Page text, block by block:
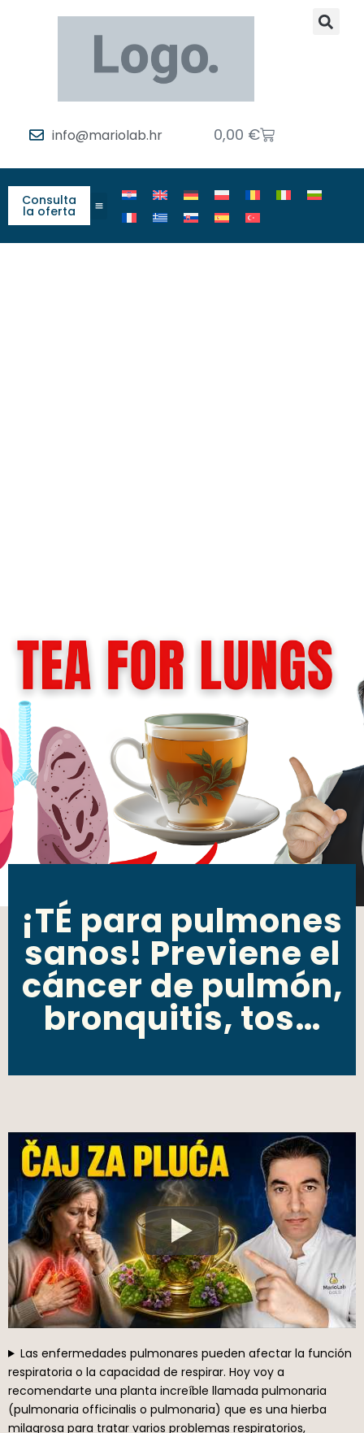
info@mariolab.hr 0,00 €
Consulta
la oferta
¡TÉ para pulmones
sanos! Previene el
cáncer de pulmón,
bronquitis, tos…
Las enfermedades pulmonares pueden afectar la función
respiratoria o la capacidad de respirar. Hoy voy a
recomendarte una planta increíble llamada pulmonaria
(pulmonaria officinalis o pulmonaria) que es una hierba
milagrosa para tratar varios problemas respiratorios,